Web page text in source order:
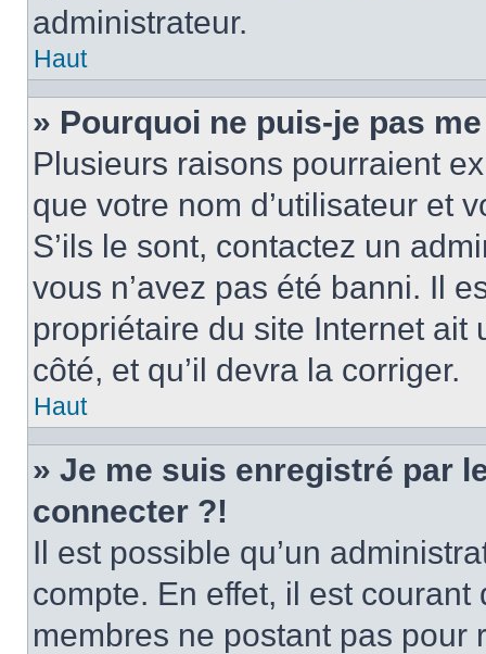
administrateur.
Haut
» Pourquoi ne puis-je pas
Plusieurs raisons pourraient
que votre nom d’utilisateur et
S’ils le sont, contactez un
vous n’avez pas été banni. Il
propriétaire du site Internet
côté, et qu’il devra la corriger.
Haut
» Je me suis enregistré par
connecter ?!
Il est possible qu’un
compte. En effet, il est
membres ne postant pas